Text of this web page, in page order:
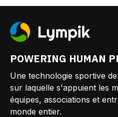
POWERING HUMAN
Une technologie sportive
sur laquelle s'appuient les
équipes, associations et
monde entier.